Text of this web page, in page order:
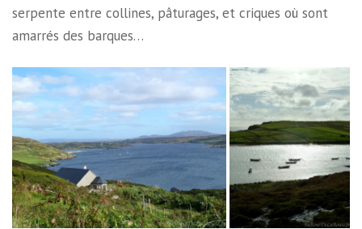
serpente entre collines, pâturages, et criques où sont
amarrés des barques…